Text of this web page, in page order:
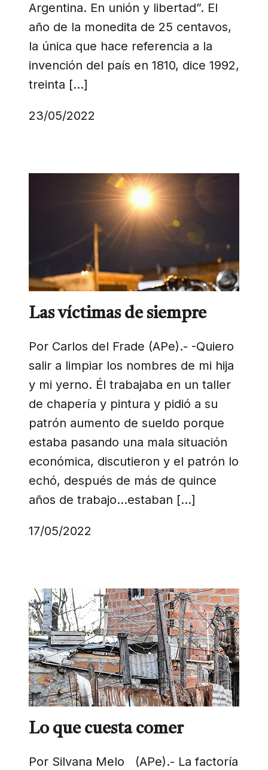
Argentina. En unión y libertad”. El
año de la monedita de 25 centavos,
la única que hace referencia a la
invención del país en 1810, dice 1992,
treinta […]
23/05/2022
Las víctimas de siempre
Por Carlos del Frade (APe).- -Quiero
salir a limpiar los nombres de mi hija
y mi yerno. Él trabajaba en un taller
de chapería y pintura y pidió a su
patrón aumento de sueldo porque
estaba pasando una mala situación
económica, discutieron y el patrón lo
echó, después de más de quince
años de trabajo…estaban […]
17/05/2022
Lo que cuesta comer
Por Silvana Melo (APe).- La factoría